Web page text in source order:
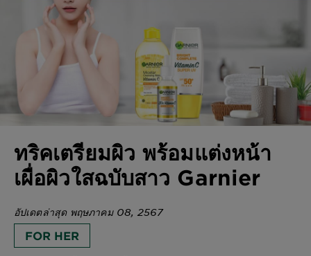
ทริคเตรียมผิว พร้อมแต่งหน้า
เผื่อผิวใสฉบับสาว Garnier
อัปเดตล่าสุด พฤษภาคม 08, 2567
FOR HER